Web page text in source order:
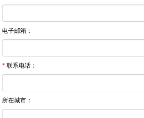
电子邮箱：
* 联系电话：
所在城市：